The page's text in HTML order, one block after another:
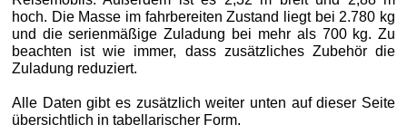
hoch. Die Masse im fahrbereiten Zustand liegt bei 2.780 kg
und die serienmäßige Zuladung bei mehr als 700 kg. Zu
beachten ist wie immer, dass zusätzliches Zubehör die
Zuladung reduziert.
Alle Daten gibt es zusätzlich weiter unten auf dieser Seite
übersichtlich in tabellarischer Form.